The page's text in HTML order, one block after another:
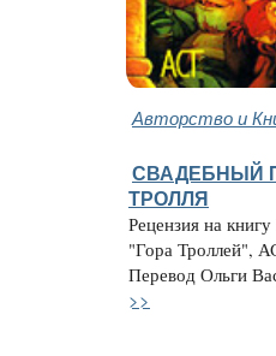
Авторство и
СВАДЕБНЫЙ
ТРОЛЛЯ
Рецензия на
"Гора Троллей",
Перевод Ольги
>>